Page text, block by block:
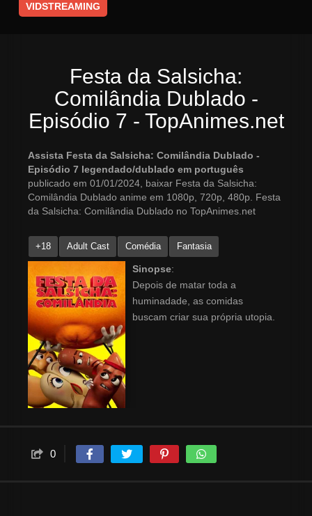
VIDSTREAMING
Festa da Salsicha:
Comilândia Dublado -
Episódio 7 - TopAnimes.net
Assista Festa da Salsicha: Comilândia Dublado -
Episódio 7 legendado/dublado em português
publicado em 01/01/2024, baixar Festa da Salsicha:
Comilândia Dublado anime em 1080p, 720p, 480p. Festa
da Salsicha: Comilândia Dublado no TopAnimes.net
+18 Adult Cast Comédia Fantasia
Sinopse:
Depois de matar toda a
huminadade, as comidas
buscam criar sua própria utopia.
0